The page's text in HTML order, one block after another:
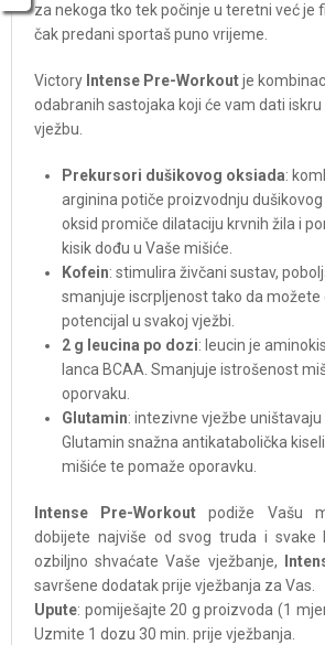
za nekoga tko tek počinje u teretni već je
čak predani sportaš puno vrijeme.
Victory Intense Pre-Workoutje
odabranih sastojaka koji će vam dati
vježbu.
Prekursori dušikovog oksiada:
arginina potiče proizvodnju
oksid promiče dilataciju krvnih žila i
kisik dođu u Vaše mišiće.
Kofein: stimulira živčani sustav,
smanjuje iscrpljenost tako da možete
potencijal u svakoj vježbi.
2 g leucina po dozi: leucin je
lanca BCAA. Smanjuje istrošenost
oporvaku.
Glutamin: intezivne vježbe uništavaju
Glutamin snažna antikatabolička
mišiće te pomaže oporavku.
Intense Pre-Workoutpodiže Vašu
dobijete najviše od svog truda i svake
ozbiljno shvaćate Vaše vježbanje,
savršene dodatak prije vježbanja za Vas.
Upute: pomiješajte 20 g proizvoda (1
Uzmite 1 dozu 30 min. prije vježbanja.